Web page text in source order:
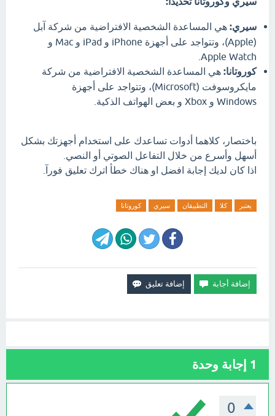
سيري: هي المساعدة الشخصية الافتراضية من شركة آبل
(Apple)، وتتواجد على أجهزة iPhone و iPad و Mac و
Apple Watch.
كوروتانا: هي المساعدة الشخصية الافتراضية من شركة
مايكروسوفت (Microsoft)، وتتواجد على أجهزة
Windows و Xbox و بعض الهواتف الذكية.
باختصار، كلاهما أدوات تساعدك على استخدام أجهزتك بشكل
أسهل وأسرع من خلال التفاعل الصوتي أو النصي.
اذا كان لديك إجابة افضل او هناك خطأ اترك تعليق فورآ.
يعتبر كلا التطبيقان سيري كوروتانا
1 إجابة وحدة
0